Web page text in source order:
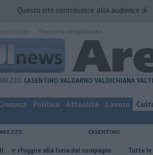
Questo sito contribuisce alla audience di
CASENTINO VALDARNO VALDICHIANA
Politica Attualità Lavoro
AREZZO CASENTINO
alla furia del compagno ​Tutte le offerte